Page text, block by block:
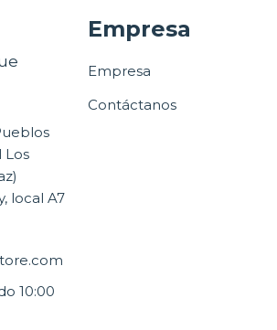
Los
local A7
10:00
Empresa
Empresa
Contáctanos